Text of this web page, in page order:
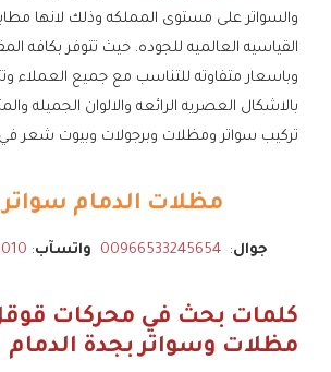
والسواتر على مستوى المملكه وذلك لانها
القياسيه العالميه للجوده. حيث تتوفر بكافه
وباسعار متفاوته للتناسب مع جميع العملاء
بالاشكال العصريه الرائعه والالوان الجميله
تركيب سواتر ومظلات وبرجولات وبيوت شعر
مظلات الدمام
جوال:
00966533245654 واتسآب:
كلمات بحث في محركات
مظلات وسواتر بجدة الدمام